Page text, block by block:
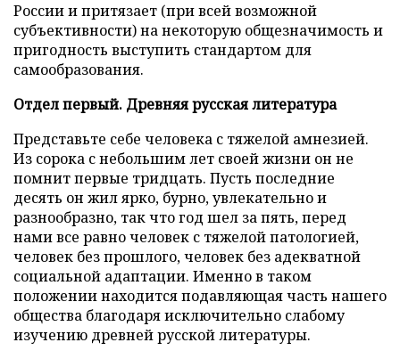
России и притязает (при всей возможной
субъективности) на некоторую общезначимость и
пригодность выступить стандартом для
самообразования.
Отдел первый. Древняя русская литература
Представьте себе человека с тяжелой амнезией.
Из сорока с небольшим лет своей жизни он не
помнит первые тридцать. Пусть последние
десять он жил ярко, бурно, увлекательно и
разнообразно, так что год шел за пять, перед
нами все равно человек с тяжелой патологией,
человек без прошлого, человек без адекватной
социальной адаптации. Именно в таком
положении находится подавляющая часть нашего
общества благодаря исключительно слабому
изучению древней русской литературы.